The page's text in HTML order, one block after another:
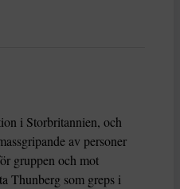
i Storbritannien, och
av personer
gruppen och mot
Thunberg som greps i